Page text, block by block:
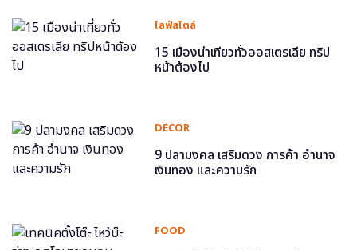
ไลฟ์สไตล์
15 เมืองน่าเที่ยวทั่วออสเตรเลีย ทริป
หน้าต้องไป
DECOR
9 ปลามงคล เสริมดวง การค้า อำนาจ
เงินทอง และความรัก
FOOD